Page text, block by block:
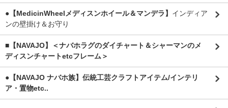
●【MedicinWheelメディスンホイール＆マンデラ】 インディア
ンの壁掛け＆お守り
■【NAVAJO】＜ナバホラグのダイチャート＆シャーマンのメ
ディスンチャートetcフレーム＞
●【NAVAJO ナバホ族】伝統工芸クラフトアイテム/インテリ
ア・置物etc..